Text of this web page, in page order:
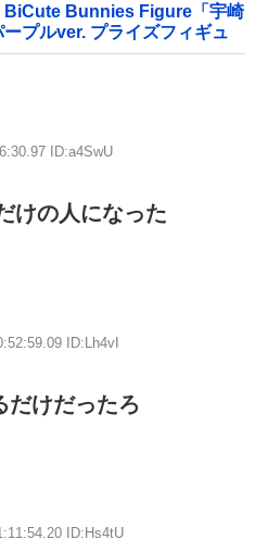
BiCute Bunnies Figure「宇崎
プルver. プライズフィギュ
決定】
ID:a4SwU
けの人になった
ID:Lh4vI
だけだったろ
ID:Hs4tU